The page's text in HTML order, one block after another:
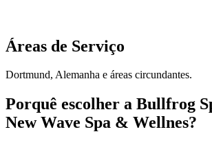
Áreas de Serviço
Dortmund, Alemanha e áreas circundantes.
Porquê escolher a Bullfrog
New Wave Spa & Wellnes?